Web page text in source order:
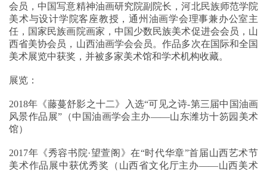
会员，中国写意精神油画研究院副院长，河北民族师范学院
美术与设计学院客座教授，通州油画学会理事兼办公室主
任，国家民族画院画家，中国少数民族美术促进会会员，山
西省美协会员，山西油画学会会员。作品多次在国际和全国
美术展览中获奖，并被多家美术馆和学术机构收藏。
展览：
2018年《藤蔓舒影之十二》入选“可见之诗-第三届中国油画
风景作品展”（中国油画学会主办——山东潍坊十笏园美术
馆）
2017年《秀容书院·望萱阁》在“时代华章”首届山西艺术节
美术作品展中获优秀奖（山西省文化厅主办——山西美术